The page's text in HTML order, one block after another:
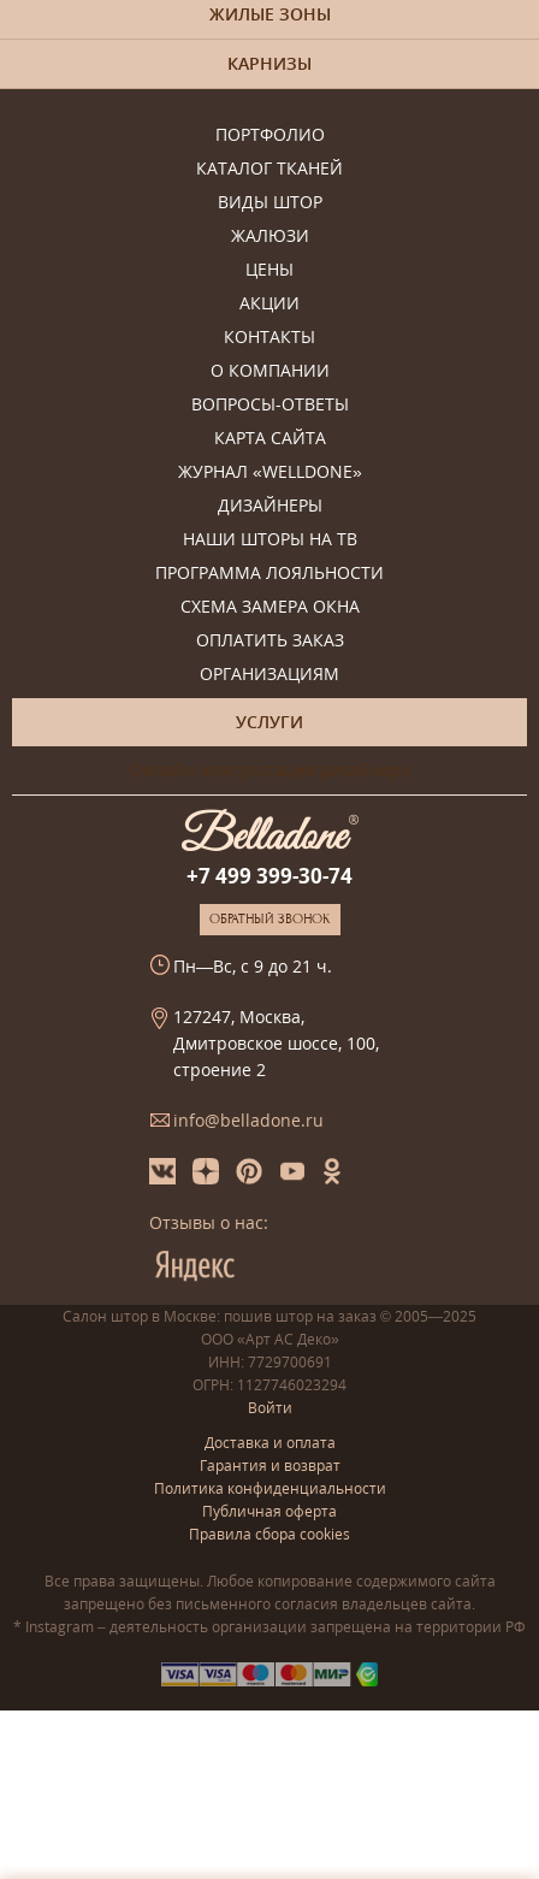
ПОРТФОЛИО
КАТАЛОГ ТКАНЕЙ
ВИДЫ ШТОР
ЖАЛЮЗИ
ЦЕНЫ
АКЦИИ
КОНТАКТЫ
О КОМПАНИИ
ВОПРОСЫ-ОТВЕТЫ
КАРТА САЙТА
ЖУРНАЛ «WELLDONE»
ДИЗАЙНЕРЫ
НАШИ ШТОРЫ НА ТВ
ПРОГРАММА ЛОЯЛЬНОСТИ
СХЕМА ЗАМЕРА ОКНА
ОПЛАТИТЬ ЗАКАЗ
ОРГАНИЗАЦИЯМ
УСЛУГИ
Онлайн-консультация дизайнера
ЖИЛЫЕ ЗОНЫ
КАРНИЗЫ
+7 499 399-30-74
ОБРАТНЫЙ ЗВОНОК
Пн—Вс, с 9 до 21 ч.
127247, Москва,
Дмитровское шоссе, 100,
строение 2
info@belladone.ru
Отзывы о нас:
Салон штор в Москве: пошив штор на заказ © 2005—2025
ООО «Арт АС Деко»
ИНН: 7729700691
ОГРН: 1127746023294
Войти
Доставка и оплата
Гарантия и возврат
Политика конфиденциальности
Публичная оферта
Правила сбора cookies
Все права защищены. Любое копирование содержимого сайта
запрещено без письменного согласия владельцев сайта.
* Instagram – деятельность организации запрещена на территории РФ